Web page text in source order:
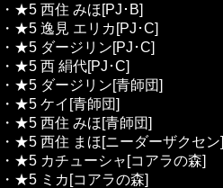
・★5 西住 みほ[PJ･B]
・★5 逸見 エリカ[PJ･C]
・★5 ダージリン[PJ･C]
・★5 西 絹代[PJ･C]
・★5 ダージリン[青師団]
・★5 ケイ[青師団]
・★5 西住 みほ[青師団]
・★5 西住 まほ[ニーダーザクセン]
・★5 カチューシャ[コアラの森]
・★5 ミカ[コアラの森]